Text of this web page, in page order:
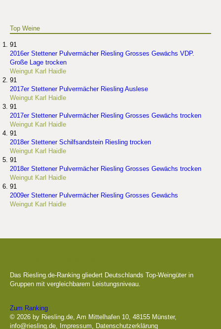
Top Weine
91
2016er Stettener Pulvermächer Riesling Grosses Gewächs VDP.
Große Lage trocken
Weingut Karl Haidle
91
2017er Stettener Pulvermächer Riesling Auslese
Weingut Karl Haidle
91
2017er Stettener Pulvermächer Riesling Grosses Gewächs trocken
Weingut Karl Haidle
91
2018er Stettener Schilfsandstein Riesling trocken
Weingut Karl Haidle
91
2018er Stettener Pulvermächer Riesling Grosses Gewächs trocken
Weingut Karl Haidle
91
2009er Stettener Pulvermächer Riesling Grosses Gewächs
Weingut Karl Haidle
Das Riesling.de-Ranking gliedert Deutschlands Top-Weingüter in
Gruppen mit vergleichbarem Leistungsniveau.
Zum Ranking
© 2026 by Riesling.de, Am Mittelhafen 10, 48155 Münster,
info@riesling.de, Impressum, Datenschutzerklärung